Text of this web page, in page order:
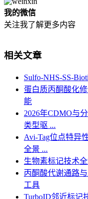
我的微信
关注我了解更多内容
相关文章
Sulfo-NHS-SS-
蛋白质丙酮酸化
能
2026年CDMO与
类型驱 ...
Avi-Tag位点特异
全景 ...
生物素标记技术
丙酮酸代谢通路
工具
TurboID邻近标记